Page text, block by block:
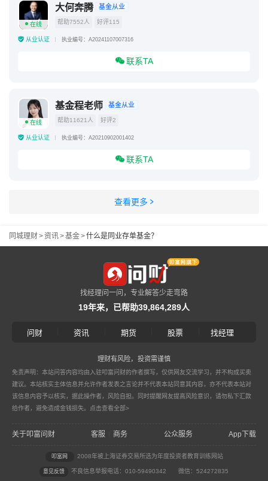
在线
大何奔腾 基金从业
帮助7552人 好评115
从业认证 执业编号：A20241107007316
联系TA
在线
基金程老师 基金从业
帮助11621人 好评2
从业认证 执业编号：A20210902001402
联系TA
查看更多
同城理财>资讯>基金>什么是同业存单基金？
找经理问一问，专业解答少走弯路
19年来，已帮助39,864,289人
问财 资讯 期货 股票 找经理
理财有风险，投资需谨慎
免责声明：本站问答内容均由入驻叩富问财的作者撰写，仅供网友交流学习，并不构成买卖
建议。本站核实主体信息并允许作者发表之言论并不代表本站同意其内容，亦不代表本站对
该信息内容予以核实，据此操作者，风险自担。同时提醒网友提高风险意识，请勿私下汇款
给作者，避免造成金钱损失。 点击查看全部>
关于叩富问财 客服 商务 公众服务 App下载
叩富网 2008年被上海证券交易所选为年度投资者教育训练网站
意见反馈 不良信息举报电话：010-59490342 微信：524272835